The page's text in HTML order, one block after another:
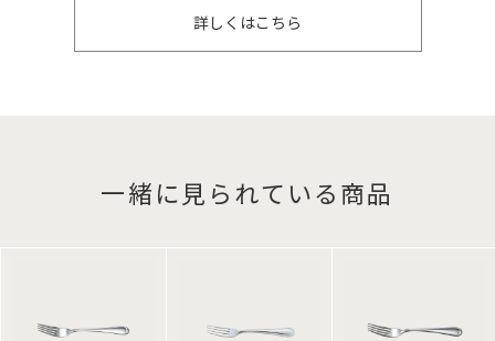
詳しくはこちら
一緒に見られている商品